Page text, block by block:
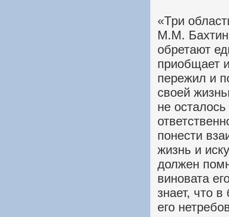
«Три
М.М.
обретают
приобщает
пережил и
своей
не
понести
жизнь и
должен
виновата
знает, что в
его